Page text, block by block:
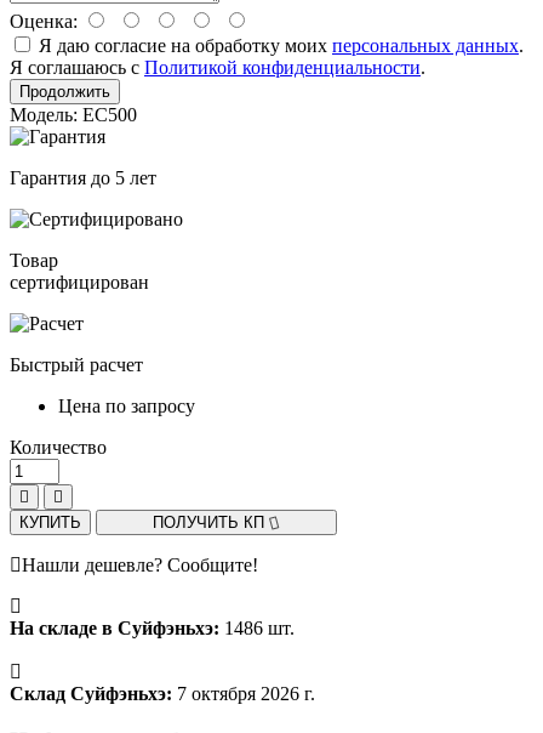
Оценка:
Я даю согласие на обработку моих персональных данных.
Я соглашаюсь с Политикой конфиденциальности.
Продолжить
Модель: EC500
Гарантия до 5 лет
Товар
сертифицирован
Быстрый расчет
Цена по запросу
Количество
КУПИТЬ ПОЛУЧИТЬ КП
Нашли дешевле? Сообщите!
На складе в Суйфэньхэ: 1486 шт.
Склад Суйфэньхэ: 7 октября 2026 г.